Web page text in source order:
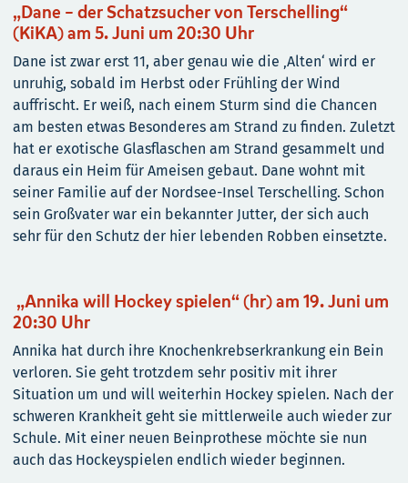
„Dane – der Schatzsucher von Terschelling“
(KiKA) am 5. Juni um 20:30 Uhr
Dane ist zwar erst 11, aber genau wie die ‚Alten‘ wird er
unruhig, sobald im Herbst oder Frühling der Wind
auffrischt. Er weiß, nach einem Sturm sind die Chancen
am besten etwas Besonderes am Strand zu finden. Zuletzt
hat er exotische Glasflaschen am Strand gesammelt und
daraus ein Heim für Ameisen gebaut. Dane wohnt mit
seiner Familie auf der Nordsee-Insel Terschelling. Schon
sein Großvater war ein bekannter Jutter, der sich auch
sehr für den Schutz der hier lebenden Robben einsetzte.
„Annika will Hockey spielen“ (hr) am 19. Juni um
20:30 Uhr
Annika hat durch ihre Knochenkrebserkrankung ein Bein
verloren. Sie geht trotzdem sehr positiv mit ihrer
Situation um und will weiterhin Hockey spielen. Nach der
schweren Krankheit geht sie mittlerweile auch wieder zur
Schule. Mit einer neuen Beinprothese möchte sie nun
auch das Hockeyspielen endlich wieder beginnen.